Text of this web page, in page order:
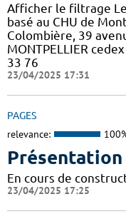
Afficher le filtrage Le
basé au CHU de
Colombière, 39
MONTPELLIER
33 76
23/04/2025 17:31
PAGES
relevance:
Présentation
En cours de
23/04/2025 17:25